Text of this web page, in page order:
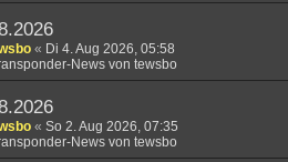
« Di 4. Aug 2026, 05:58
News von tewsbo
« So 2. Aug 2026, 07:35
News von tewsbo